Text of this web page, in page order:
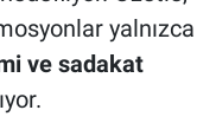
yalnızca
ve sadakat